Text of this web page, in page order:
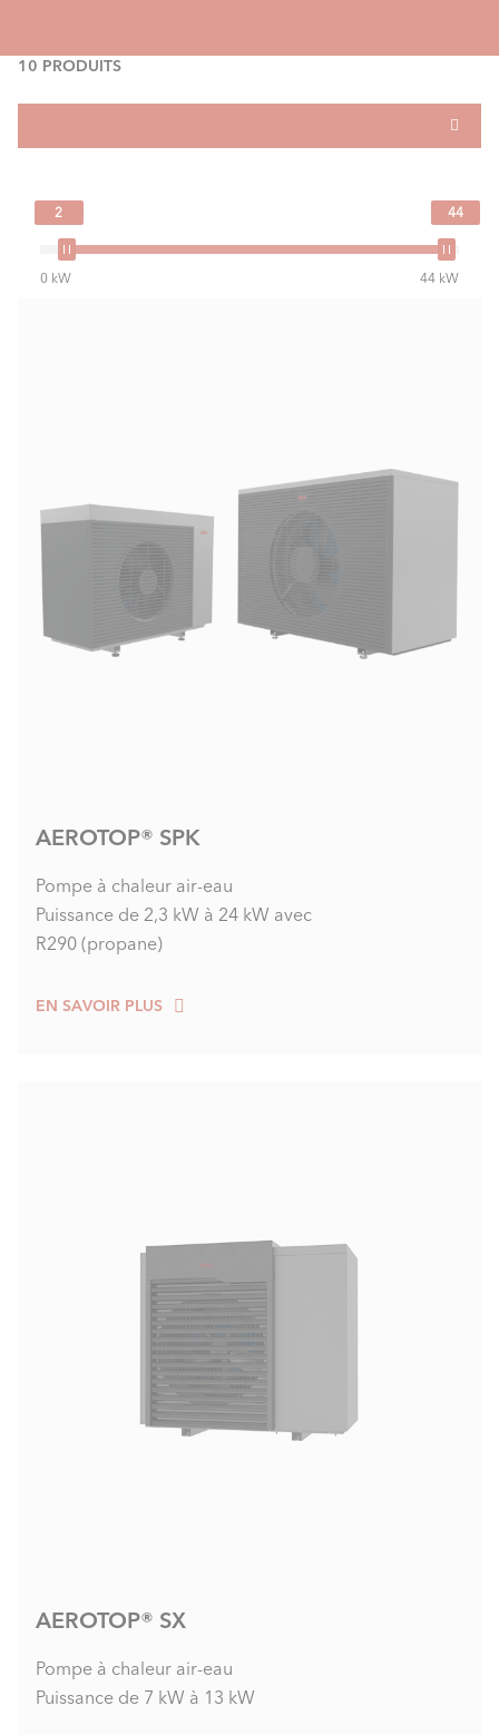
10 PRODUITS
2 44
0 kW 44 kW
AEROTOP® SPK
Pompe à chaleur air-eau
Puissance de 2,3 kW à 24 kW avec
R290 (propane)
EN SAVOIR PLUS
AEROTOP® SX
Pompe à chaleur air-eau
Puissance de 7 kW à 13 kW